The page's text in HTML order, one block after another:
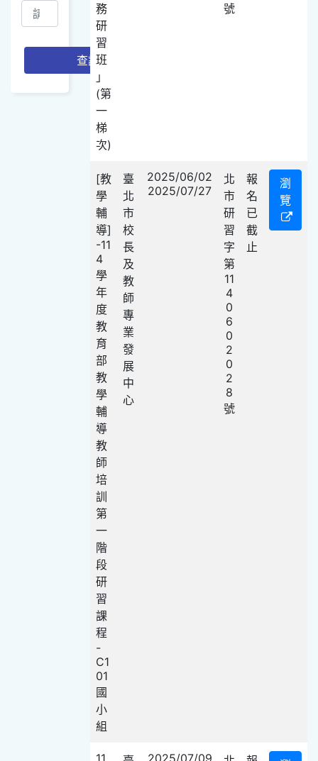
查詢
務
研
習
班
」
(第
一
梯
次)
號
[教
學
輔
導]
-11
4
學
年
度
教
育
部
教
學
輔
導
教
師
培
訓
第
一
階
段
研
習
課
程
-
C1
01
國
小
組
臺
北
市
校
長
及
教
師
專
業
發
展
中
心
2025/06/02
2025/07/27
北
市
研
習
字
第
11
4
0
6
0
2
0
2
8
號
報
名
已
截
止
瀏
覽
11 2025/07/09